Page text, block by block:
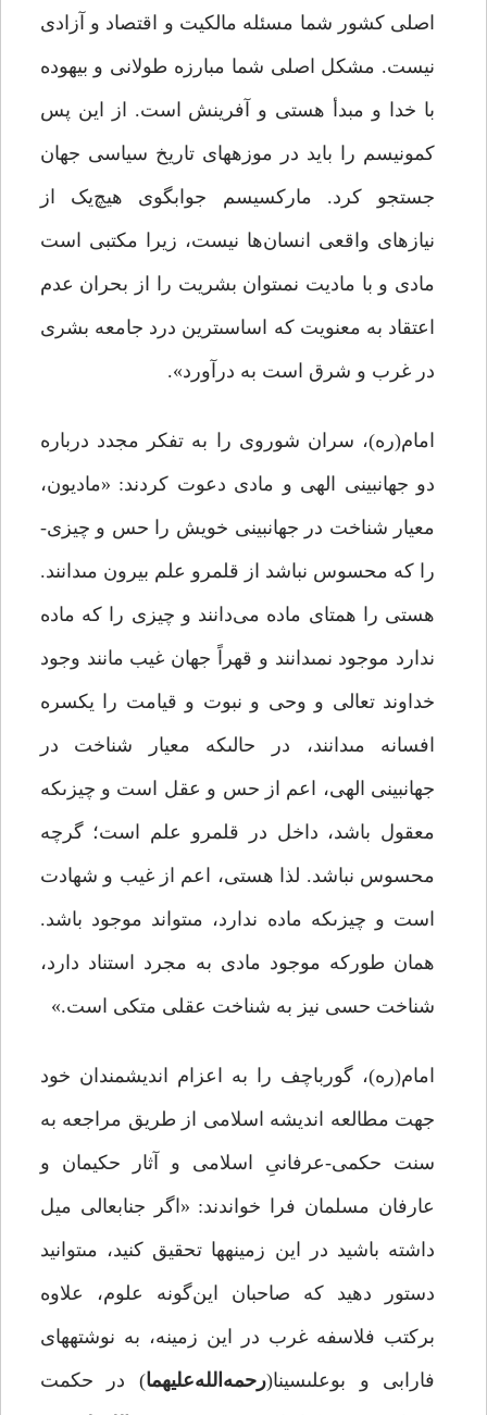
اصلى کشور شما مسئله مالکیت و اقتصاد و آزادى
نیست. مشکل اصلى شما مبارزه طولانى و بیهوده
با خدا و مبدأ هستى و آفرینش است. از این پس
کمونیسم را باید در موزه‏هاى تاریخ سیاسى جهان
جستجو کرد. مارکسیسم جوابگوى هیچ‌یک از
نیازهاى واقعى انسان‌ها نیست، زیرا مکتبى است
مادى و با مادیت نمى‏توان بشریت را از بحران عدم
اعتقاد به معنویت که اساسى‏ترین درد جامعه بشرى
در غرب و شرق است به درآورد».
امام­(ره)، سران شوروی را به تفکر مجدد درباره
دو جهان­بینی الهی و مادی دعوت کردند: «مادیون،
معیار شناخت در جهان‏بینى خویش را حس و چیزى­
را که محسوس نباشد از قلمرو علم بیرون مى‏دانند.
هستى را همتاى ماده می‌دانند و چیزى را که ماده
ندارد موجود نمى‏دانند و قهراً جهان غیب مانند وجود
خداوند تعالى و وحى و نبوت و قیامت را یکسره
افسانه مى‏دانند، در حالى­که معیار شناخت در
جهان‏بینى الهى، اعم از حس و عقل است و چیزى­که
معقول باشد، داخل در قلمرو علم است؛ گرچه
محسوس نباشد. لذا هستى، اعم از غیب و شهادت
است و چیزى­که ماده ندارد، مى‏تواند موجود باشد.
همان ­طورکه موجود مادى به مجرد استناد دارد،
شناخت حسى نیز به شناخت عقلى متکى است.»
امام­(ره)، گورباچف را به اعزام اندیشمندان خود
جهت مطالعه اندیشه اسلامی از طریق مراجعه به
سنت حکمی­-­عرفانیِ اسلامی و آثار حکیمان و
عارفان مسلمان فرا خواندند: ‌«اگر جنابعالى میل
داشته باشید در این زمینه‏ها تحقیق کنید، مى‏توانید
دستور دهید که صاحبان این‌گونه علوم، علاوه
برکتب فلاسفه غرب در این زمینه، به نوشته‏هاى
فارابى‏ و بوعلى­سینا(­رحمه‌الله‏علیهما) در حکمت